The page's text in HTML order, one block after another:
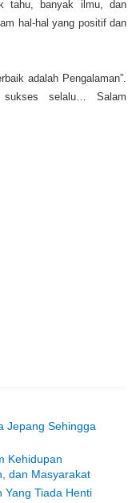
tahu, banyak ilmu, dan
hal-hal yang positif dan
adalah Pengalaman”.
sukses selalu… Salam
Jepang Sehingga
Kehidupan
dan Masyarakat
Yang Tiada Henti